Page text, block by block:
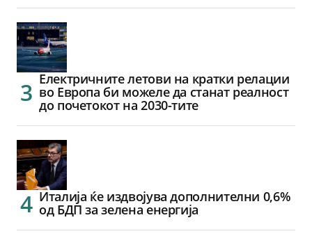
Електричните летови на кратки релации
во Европа би можеле да станат реалност
до почетокот на 2030-тите
Италија ќе издвојува дополнителни 0,6%
од БДП за зелена енергија